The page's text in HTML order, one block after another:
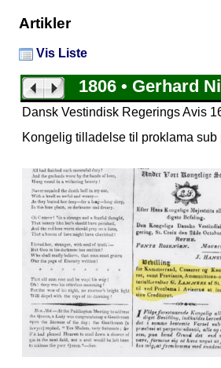
Artikler
Vis Liste
1806 • Gerhard
Dansk Vestindisk Regerings Avis
Kongelig tilladelse til proklama